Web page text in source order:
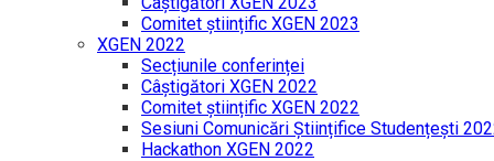
Comitet științific XGEN 2023
XGEN 2022
Secțiunile conferinței
Câștigători XGEN 2022
Comitet științific XGEN 2022
Sesiuni Comunicări Științifice Studențești
Hackathon XGEN 2022